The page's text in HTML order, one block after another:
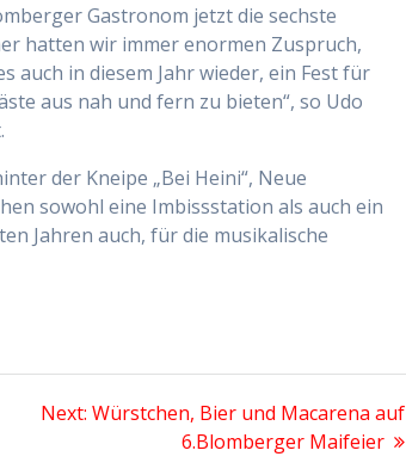
Gastronom jetzt die sechste
hatten wir immer enormen Zuspruch,
in diesem Jahr wieder, ein Fest für
aus nah und fern zu bieten“, so Udo
der Kneipe „Bei Heini“, Neue
sowohl eine Imbissstation als auch ein
Jahren auch, für die musikalische
Next: Next
Würstchen, Bier und Macarena auf
6.Blomberger Maifeier